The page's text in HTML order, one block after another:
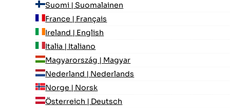
Suomi | Suomalainen
France | Français
Ireland | English
Italia | Italiano
Magyarország | Magyar
Nederland | Nederlands
Norge | Norsk
Österreich | Deutsch